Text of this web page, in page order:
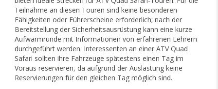
Teilnahme an diesen Touren sind keine besonderen
Fähigkeiten oder Führerscheine erforderlich; nach der
Bereitstellung der Sicherheitsausrüstung kann eine kurze
Aufwärmrunde mit Informationen von erfahrenen Lehrern
durchgeführt werden. Interessenten an einer ATV Quad
Safari sollten ihre Fahrzeuge spätestens einen Tag im
Voraus reservieren, da aufgrund der Auslastung keine
Reservierungen für den gleichen Tag möglich sind.